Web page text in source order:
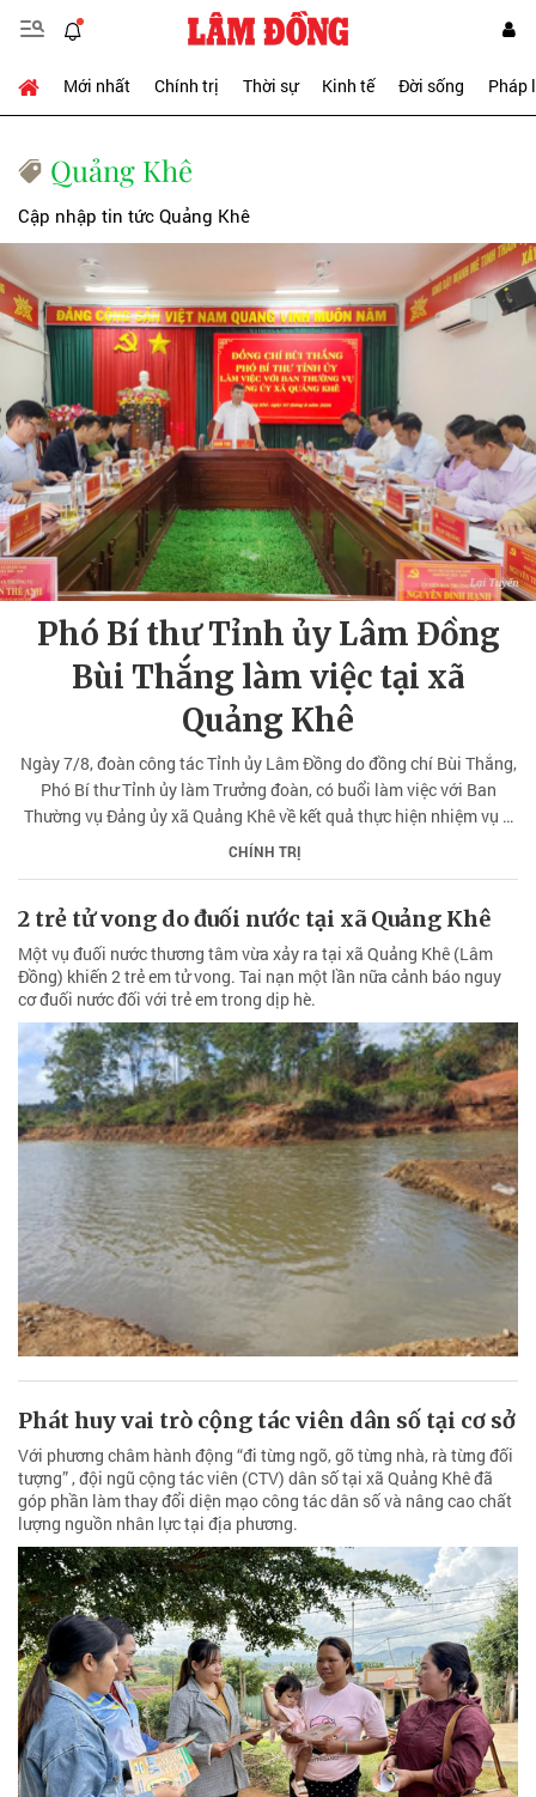
Mới nhất Chính trị Thời sự Kinh tế Đời sống Pháp
Quảng Khê
Cập nhập tin tức Quảng Khê
Phó Bí thư Tỉnh ủy Lâm Đồng
Bùi Thắng làm việc tại xã
Quảng Khê
Ngày 7/8, đoàn công tác Tỉnh ủy Lâm Đồng do đồng chí Bùi Thắng,
Phó Bí thư Tỉnh ủy làm Trưởng đoàn, có buổi làm việc với Ban
Thường vụ Đảng ủy xã Quảng Khê về kết quả thực hiện nhiệm vụ 7
tháng đầu năm và phương hướng, nhiệm vụ trọng tâm cuối năm
CHÍNH TRỊ
2 trẻ tử vong do đuối nước tại xã Quảng Khê
Một vụ đuối nước thương tâm vừa xảy ra tại xã Quảng Khê (Lâm
Đồng) khiến 2 trẻ em tử vong. Tai nạn một lần nữa cảnh báo nguy
cơ đuối nước đối với trẻ em trong dịp hè.
Phát huy vai trò cộng tác viên dân số tại cơ sở
Với phương châm hành động “đi từng ngõ, gõ từng nhà, rà từng đối
tượng” , đội ngũ cộng tác viên (CTV) dân số tại xã Quảng Khê đã
góp phần làm thay đổi diện mạo công tác dân số và nâng cao chất
lượng nguồn nhân lực tại địa phương.